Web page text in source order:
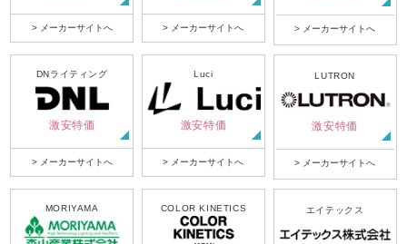
> メーカーサイトへ > メーカーサイトへ > メーカーサイトへ
DNライティング
激安特価
> メーカーサイトへ
Luci
激安特価
> メーカーサイトへ
LUTRON
激安特価
> メーカーサイトへ
MORIYAMA COLOR KINETICS エイテックス